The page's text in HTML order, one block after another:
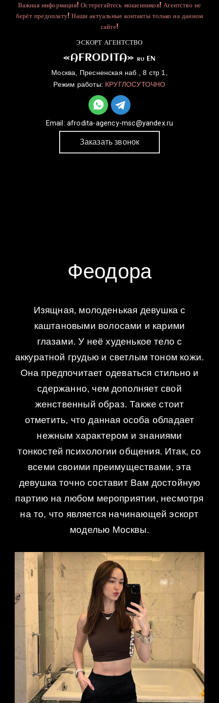
Важная информация! Остерегайтесь мошенников! Агентство не
берёт предоплату! Наши актуальные контакты только на данном
сайте!
ЭСКОРТ АГЕНТСТВО
«AFRODITA» RU EN
Москва, Пресненская наб., 8 стр 1,
Режим работы: КРУГЛОСУТОЧНО
Email: afrodita-agency-msc@yandex.ru
Заказать звонок
Феодора
Изящная, молоденькая девушка с
каштановыми волосами и карими
глазами. У неё худенькое тело с
аккуратной грудью и светлым тоном кожи.
Она предпочитает одеваться стильно и
сдержанно, чем дополняет свой
женственный образ. Также стоит
отметить, что данная особа обладает
нежным характером и знаниями
тонкостей психологии общения. Итак, со
всеми своими преимуществами, эта
девушка точно составит Вам достойную
партию на любом мероприятии, несмотря
на то, что является начинающей эскорт
моделью Москвы.